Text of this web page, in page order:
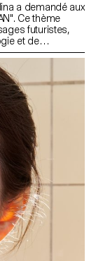
a demandé aux
Ce thème
futuristes,
et de
de
la biotechnologie
techniques
ou de
à
un avenir